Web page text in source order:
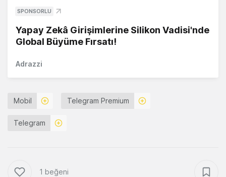
SPONSORLU
Yapay Zekâ Girişimlerine Silikon Vadisi'nde
Global Büyüme Fırsatı!
Adrazzi
Mobil Telegram Premium
Telegram
1 beğeni